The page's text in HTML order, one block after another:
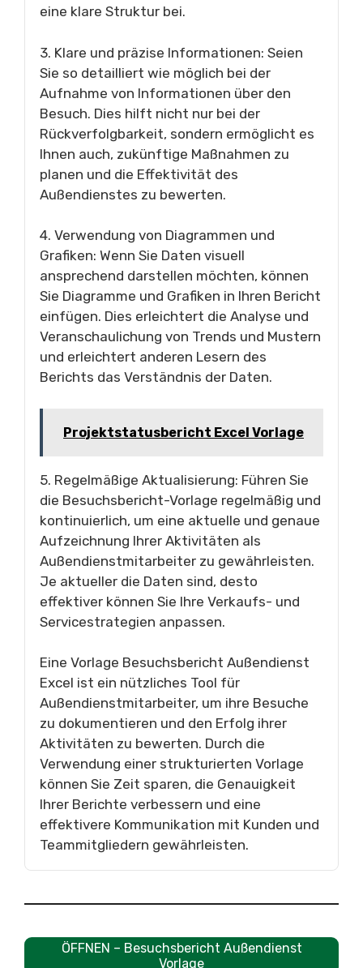
eine klare Struktur bei.
3. Klare und präzise Informationen: Seien
Sie so detailliert wie möglich bei der
Aufnahme von Informationen über den
Besuch. Dies hilft nicht nur bei der
Rückverfolgbarkeit, sondern ermöglicht es
Ihnen auch, zukünftige Maßnahmen zu
planen und die Effektivität des
Außendienstes zu bewerten.
4. Verwendung von Diagrammen und
Grafiken: Wenn Sie Daten visuell
ansprechend darstellen möchten, können
Sie Diagramme und Grafiken in Ihren Bericht
einfügen. Dies erleichtert die Analyse und
Veranschaulichung von Trends und Mustern
und erleichtert anderen Lesern des
Berichts das Verständnis der Daten.
Projektstatusbericht Excel Vorlage
5. Regelmäßige Aktualisierung: Führen Sie
die Besuchsbericht-Vorlage regelmäßig und
kontinuierlich, um eine aktuelle und genaue
Aufzeichnung Ihrer Aktivitäten als
Außendienstmitarbeiter zu gewährleisten.
Je aktueller die Daten sind, desto
effektiver können Sie Ihre Verkaufs- und
Servicestrategien anpassen.
Eine Vorlage Besuchsbericht Außendienst
Excel ist ein nützliches Tool für
Außendienstmitarbeiter, um ihre Besuche
zu dokumentieren und den Erfolg ihrer
Aktivitäten zu bewerten. Durch die
Verwendung einer strukturierten Vorlage
können Sie Zeit sparen, die Genauigkeit
Ihrer Berichte verbessern und eine
effektivere Kommunikation mit Kunden und
Teammitgliedern gewährleisten.
ÖFFNEN – Besuchsbericht Außendienst
Vorlage